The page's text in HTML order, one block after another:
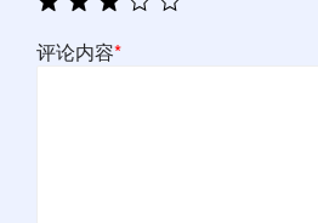
评论内容*